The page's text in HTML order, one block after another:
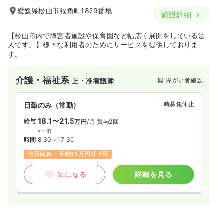
愛媛県松山市福角町1829番地 施設詳細
【松山市内で障害者施設や保育園など幅広く展開をしている法
人です。】様々な利用者のためにサービスを提供しておりま
す。
介護・福祉系正・准看護師 障がい者施設
日勤のみ（常勤） 一時募集休止
給与 18.1〜21.5万円/月 賞与2回
※一例
時間 8:30～17:30
土日休み
月給21万円以上可
気になる 詳細を見る